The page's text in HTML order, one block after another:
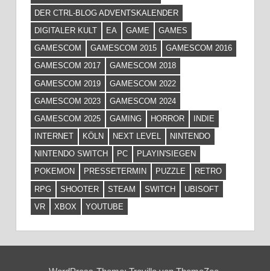
DER CTRL-BLOG ADVENTSKALENDER
DIGITALER KULT
EA GAME
GAMES
GAMESCOM
GAMESCOM 2015
GAMESCOM 2016
GAMESCOM 2017
GAMESCOM 2018
GAMESCOM 2019
GAMESCOM 2022
GAMESCOM 2023
GAMESCOM 2024
GAMESCOM 2025
GAMING HORROR
INDIE
INTERNET
KÖLN NEXT LEVEL
NINTENDO
NINTENDO SWITCH
PC
PLAYIN'SIEGEN
POKEMON
PRESSETERMIN PUZZLE
RETRO
RPG
SHOOTER STEAM SWITCH
UBISOFT
VR
XBOX YOUTUBE